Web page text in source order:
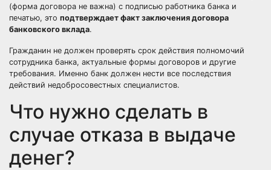
(форма договора не важна) с подписью работника банка и
печатью, это подтверждает факт заключения договора
банковского вклада.
Гражданин не должен проверять срок действия полномочий
сотрудника банка, актуальные формы договоров и другие
требования. Именно банк должен нести все последствия
действий недобросовестных специалистов.
Что нужно сделать в
случае отказа в выдаче
денег?